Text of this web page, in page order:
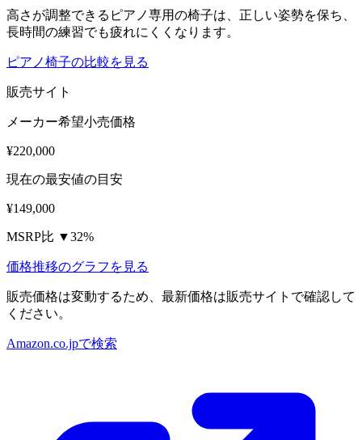
高さが調整できるピアノ専用の椅子は、正しい姿勢を保ち、
長時間の練習でも疲れにくくなります。
ピアノ椅子の比較を見る
販売サイト
メーカー希望小売価格
¥220,000
現在の最安値の目安
¥149,000
MSRP比 ▼32%
価格推移のグラフを見る
販売価格は変動するため、最新価格は販売サイトで確認して
ください。
Amazon.co.jpで検索